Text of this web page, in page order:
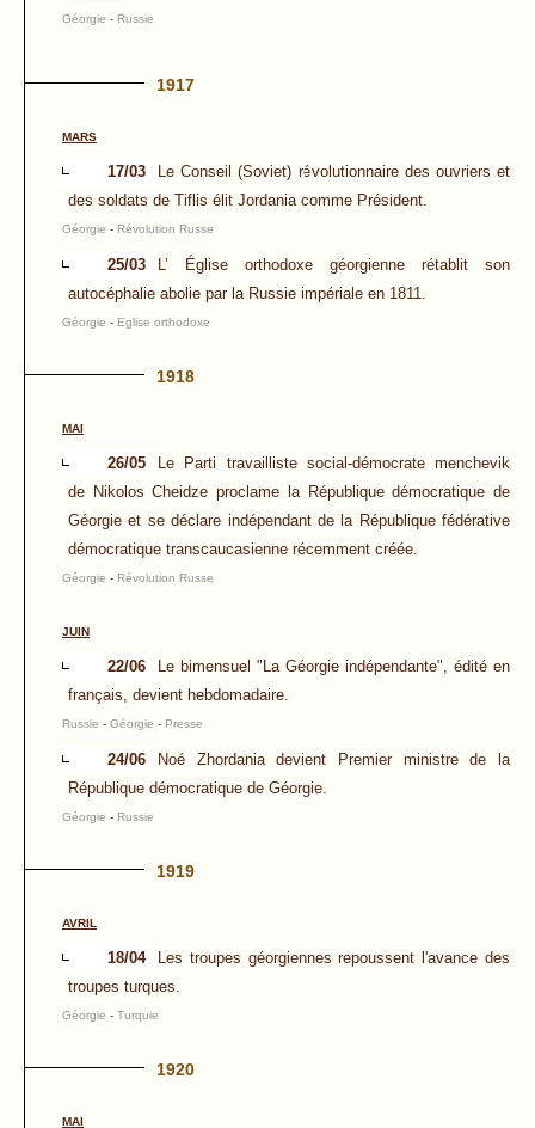
Géorgie - Russie
1917
MARS
17/03
Le Conseil (Soviet) révolutionnaire des ouvriers et
des soldats de Tiflis élit Jordania comme Président.
Géorgie - Révolution Russe
25/03
L’ Église orthodoxe géorgienne rétablit son
autocéphalie abolie par la Russie impériale en 1811.
Géorgie - Eglise orthodoxe
1918
MAI
26/05
Le Parti travailliste social-démocrate menchevik
de Nikolos Cheidze proclame la République démocratique de
Géorgie et se déclare indépendant de la République fédérative
démocratique transcaucasienne récemment créée.
Géorgie - Révolution Russe
JUIN
22/06
Le bimensuel "La Géorgie indépendante", édité en
français, devient hebdomadaire.
Russie - Géorgie - Presse
24/06
Noé Zhordania devient Premier ministre de la
République démocratique de Géorgie.
Géorgie - Russie
1919
AVRIL
18/04
Les troupes géorgiennes repoussent l'avance des
troupes turques.
Géorgie - Turquie
1920
MAI